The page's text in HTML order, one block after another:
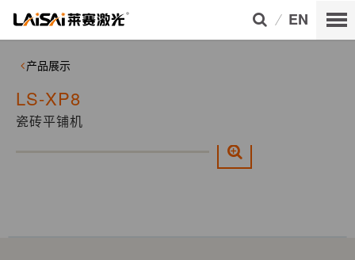
EN
产品展示
LS-XP8
瓷砖平铺机